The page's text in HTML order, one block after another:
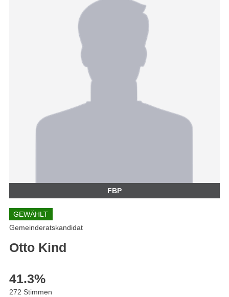
FBP
GEWÄHLT
Gemeinderatskandidat
Otto Kind
41.3%
272 Stimmen